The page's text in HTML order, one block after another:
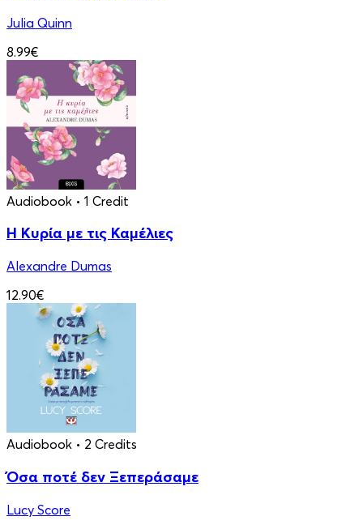
Julia Quinn
8.99€
Audiobook • 1 Credit
Η Κυρία με τις Καμέλιες
Alexandre Dumas
12.90€
Audiobook • 2 Credits
Όσα ποτέ δεν Ξεπεράσαμε
Lucy Score